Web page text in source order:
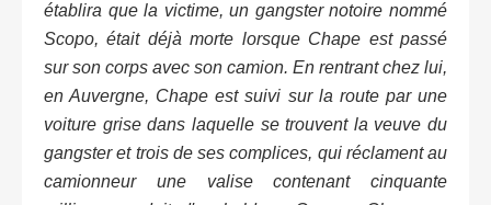
établira que la victime, un gangster notoire nommé
Scopo, était déjà morte lorsque Chape est passé
sur son corps avec son camion. En rentrant chez lui,
en Auvergne, Chape est suivi sur la route par une
voiture grise dans laquelle se trouvent la veuve du
gangster et trois de ses complices, qui réclament au
camionneur une valise contenant cinquante